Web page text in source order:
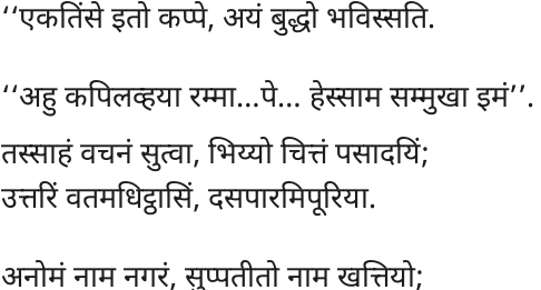
‘‘एकतिंसे इतो कप्पे, अयं बुद्धो भविस्सति.
‘‘अहुकपिलव्हया रम्मा…पे… हेस्साम सम्मुखा इमं’’.
तस्साहंवचनं सुत्वा, भिय्यो चित्तं पसादयिं;
उत्तरिं वतमधिट्ठासिं, दसपारमिपूरिया.
अनोमं नाम नगरं, सुप्पतीतो नाम खत्तियो;